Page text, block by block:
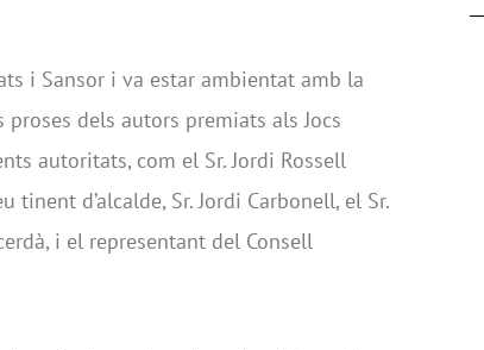
i Sansor i va estar ambientat amb la
proses dels autors premiats als Jocs
autoritats, com el Sr. Jordi Rossell
tinent d’alcalde, Sr. Jordi Carbonell, el Sr.
i el representant del Consell